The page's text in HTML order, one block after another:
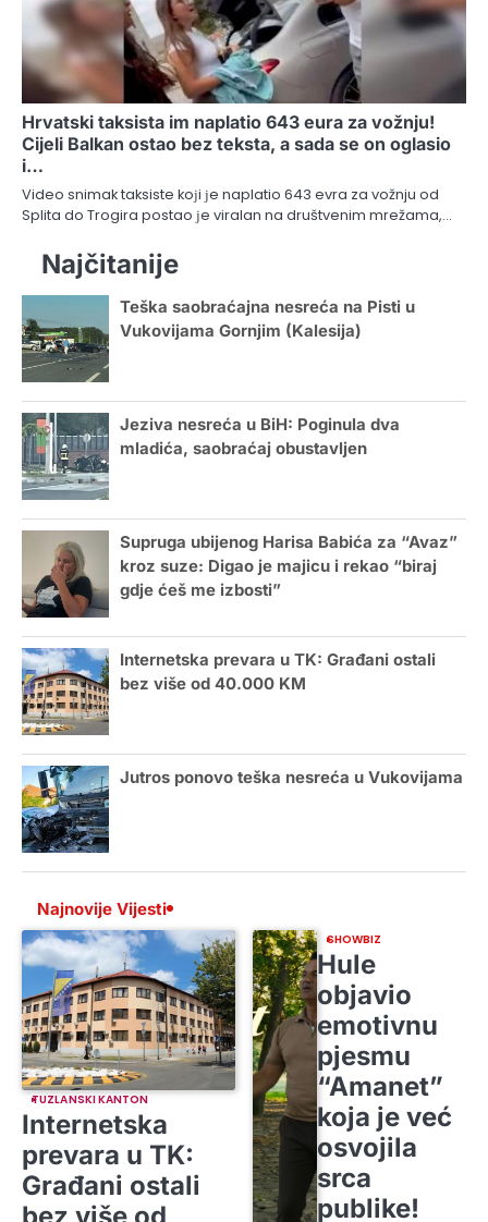
Hrvatski taksista im naplatio 643 eura za vožnju!
Cijeli Balkan ostao bez teksta, a sada se on oglasio
i…
Video snimak taksiste koјi јe naplatio 643 evra za vožnju od
Splita do Trogira postao јe viralan na društvenim mrežama,…
Najčitanije
Teška saobraćajna nesreća na Pisti u
Vukovijama Gornjim (Kalesija)
Jeziva nesreća u BiH: Poginula dva
mladića, saobraćaj obustavljen
Supruga ubijenog Harisa Babića za “Avaz”
kroz suze: Digao je majicu i rekao “biraj
gdje ćeš me izbosti”
Internetska prevara u TK: Građani ostali
bez više od 40.000 KM
Jutros ponovo teška nesreća u Vukovijama
Najnovije Vijesti
TUZLANSKI KANTON
Internetska
prevara u TK:
Građani ostali
SHOWBIZ
Hule
objavio
emotivnu
pjesmu
“Amanet”
koja je već
osvojila
srca
publike!